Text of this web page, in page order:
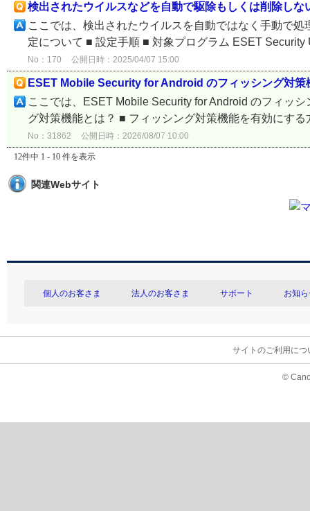
検出されたウイルスなどを自動で駆除もしくは削除しな
ここでは、検出されたウイルスを自動ではなく手動で
定について ■ 設定手順 ■ 対象プログラム ESET
No：170 公開日時：2025/04/07 15:00
ESET Mobile Security for Android のフィッシング対策
ここでは、ESET Mobile Security for Android のフィッ
グ対策機能とは？ ■ フィッシング対策機能を有効にす
No：31862 公開日時：2026/08/07 10:00
12件中 1 - 10 件を表示
関連Webサイト
個人のお客さま 法人のお客さま サポート お知
サイトのご利用につ
©